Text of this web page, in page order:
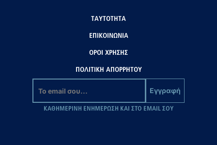
ΤΑΥΤΟΤΗΤΑ
ΕΠΙΚΟΙΝΩΝΙΑ
ΟΡΟΙ ΧΡΗΣΗΣ
ΠΟΛΙΤΙΚΗ ΑΠΟΡΡΗΤΟΥ
Εγγραφή
ΚΑΘΗΜΕΡΙΝΗ ΕΝΗΜΕΡΩΣΗ ΚΑΙ ΣΤΟ EMAIL ΣΟΥ